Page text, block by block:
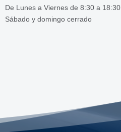
De Lunes a Viernes de 8:30 a 18:30
Sábado y domingo cerrado